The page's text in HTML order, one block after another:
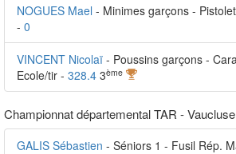
NOGUES Mael - Minimes garçons -
- 0
VINCENT Nicolaï - Poussins garçons -
Ecole/tir - 328.4 3ème
Championnat départemental TAR - Vaucluse
GALIS Sébastien - Séniors 1 - Fusil Rép.